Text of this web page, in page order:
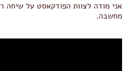
אני מודה לצוות הפודקאסט על שיחה
מחשבה.